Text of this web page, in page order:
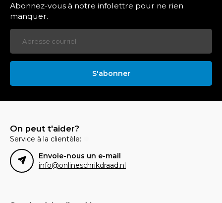
Abonnez-vous à notre infolettre pour ne rien
manquer.
S'abonner
On peut t'aider?
Service à la clientèle:
Envoie-nous un e-mail
info@onlineschrikdraad.nl